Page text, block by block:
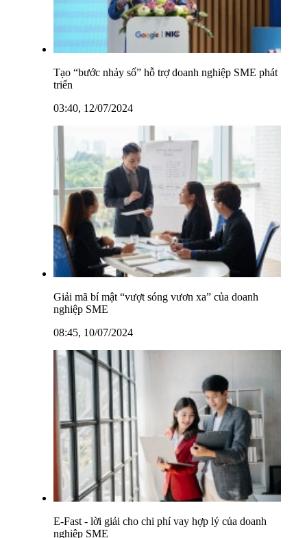
Tạo “bước nhảy số” hỗ trợ doanh nghiệp SME phát
triển
03:40, 12/07/2024
Giải mã bí mật “vượt sóng vươn xa” của doanh
nghiệp SME
08:45, 10/07/2024
E-Fast - lời giải cho chi phí vay hợp lý của doanh
nghiệp SME